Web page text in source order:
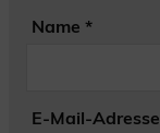
Name *
E-Mail-Adresse